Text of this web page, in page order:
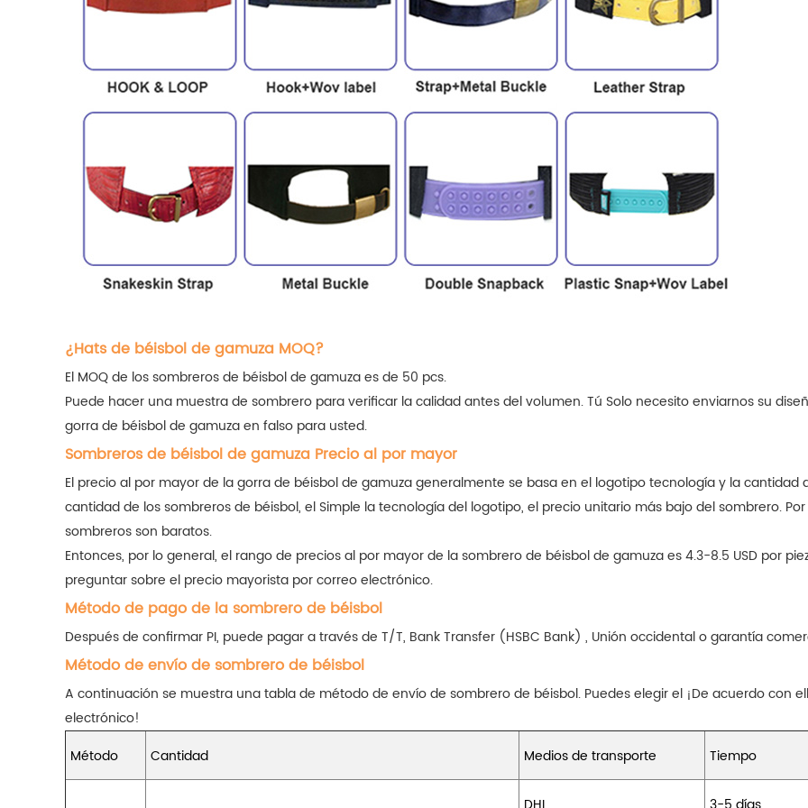
¿Hats de béisbol de gamuza MOQ?
El MOQ de los sombreros de béisbol de gamuza es de 50 pcs.
Puede hacer una muestra de sombrero para verificar la calidad antes del volumen. Tú Solo necesito enviarnos su
gorra de béisbol de gamuza en falso para usted.
Sombreros de béisbol de gamuza Precio al por mayor
El precio al por mayor de la gorra de béisbol de gamuza generalmente se basa en el logotipo tecnología y la
cantidad de los sombreros de béisbol, el Simple la tecnología del logotipo, el precio unitario más bajo del sombrero.
sombreros son baratos.
Entonces, por lo general, el rango de precios al por mayor de la sombrero de béisbol de gamuza es 4.3-8.5 USD por
preguntar sobre el precio mayorista por correo electrónico.
Método de pago de la sombrero de béisbol
Después de confirmar PI, puede pagar a través de T/T, Bank Transfer (HSBC Bank) , Unión occidental o garantía
Método de envío de sombrero de béisbol
A continuación se muestra una tabla de método de envío de sombrero de béisbol. Puedes elegir el ¡De acuerdo con
electrónico!
Método
Cantidad Medios de transporte Tiempo